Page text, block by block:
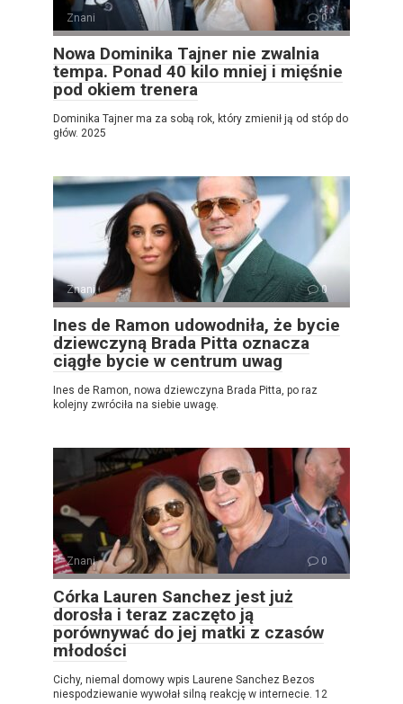
Znani 0
Nowa Dominika Tajner nie zwalnia
tempa. Ponad 40 kilo mniej i mięśnie
pod okiem trenera
Dominika Tajner ma za sobą rok, który zmienił ją od stóp do
głów. 2025
Znani 0
Ines de Ramon udowodniła, że ​​bycie
dziewczyną Brada Pitta oznacza
ciągłe bycie w centrum uwag
Ines de Ramon, nowa dziewczyna Brada Pitta, po raz
kolejny zwróciła na siebie uwagę.
Znani 0
Córka Lauren Sanchez jest już
dorosła i teraz zaczęto ją
porównywać do jej matki z czasów
młodości
Cichy, niemal domowy wpis Laurene Sanchez Bezos
niespodziewanie wywołał silną reakcję w internecie. 12